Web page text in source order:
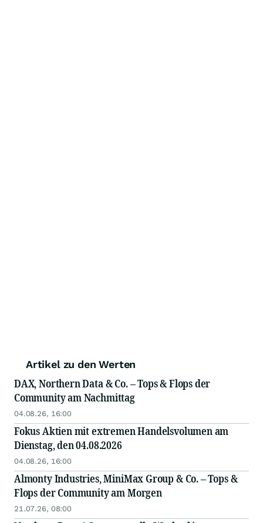
Artikel zu den Werten
DAX, Northern Data & Co. – Tops & Flops der
Community am Nachmittag
04.08.26, 16:00
Fokus Aktien mit extremen Handelsvolumen am
Dienstag, den 04.08.2026
04.08.26, 16:00
Almonty Industries, MiniMax Group & Co. – Tops &
Flops der Community am Morgen
21.07.26, 08:00